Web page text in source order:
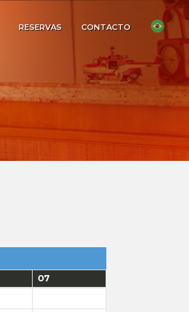
RESERVAS CONTACTO
07